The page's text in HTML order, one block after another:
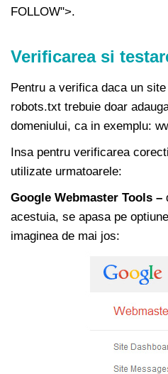
FOLLOW">.
Verificarea si
Pentru a verifica daca un
robots.txt trebuie doar
domeniului, ca in exemplu:
Insa pentru verificarea
utilizate urmatoarele:
Google Webmaster Tools –
acestuia, se apasa pe
imaginea de mai jos: